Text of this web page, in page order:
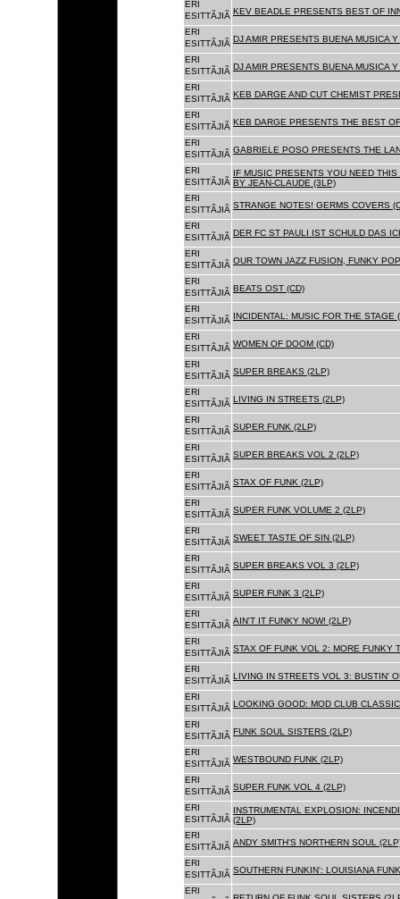
ERI
ESITTÃJIÃ KEV BEADLE PRESENTS BEST OF
ERI
ESITTÃJIÃ DJ AMIR PRESENTS BUENA MUSICA Y
ERI
ESITTÃJIÃ DJ AMIR PRESENTS BUENA MUSICA
ERI
ESITTÃJIÃ KEB DARGE AND CUT CHEMIST
ERI
ESITTÃJIÃ KEB DARGE PRESENTS THE BEST
ERI
ESITTÃJIÃ GABRIELE POSO PRESENTS THE
ERI
ESITTÃJIÃ
IF MUSIC PRESENTS YOU NEED
BY JEAN-CLAUDE (3LP)
ERI
ESITTÃJIÃ STRANGE NOTES! GERMS COVERS
ERI
ESITTÃJIÃ DER FC ST PAULI IST SCHULD DAS
ERI
ESITTÃJIÃ OUR TOWN JAZZ FUSION, FUNKY
ERI
ESITTÃJIÃ BEATS OST (CD)
ERI
ESITTÃJIÃ INCIDENTAL: MUSIC FOR THE STAGE
ERI
ESITTÃJIÃ WOMEN OF DOOM (CD)
ERI
ESITTÃJIÃ SUPER BREAKS (2LP)
ERI
ESITTÃJIÃ LIVING IN STREETS (2LP)
ERI
ESITTÃJIÃ SUPER FUNK (2LP)
ERI
ESITTÃJIÃ SUPER BREAKS VOL 2 (2LP)
ERI
ESITTÃJIÃ STAX OF FUNK (2LP)
ERI
ESITTÃJIÃ SUPER FUNK VOLUME 2 (2LP)
ERI
ESITTÃJIÃ SWEET TASTE OF SIN (2LP)
ERI
ESITTÃJIÃ SUPER BREAKS VOL 3 (2LP)
ERI
ESITTÃJIÃ SUPER FUNK 3 (2LP)
ERI
ESITTÃJIÃ AIN'T IT FUNKY NOW! (2LP)
ERI
ESITTÃJIÃ STAX OF FUNK VOL 2: MORE FUNKY
ERI
ESITTÃJIÃ LIVING IN STREETS VOL 3: BUSTIN'
ERI
ESITTÃJIÃ LOOKING GOOD: MOD CLUB
ERI
ESITTÃJIÃ FUNK SOUL SISTERS (2LP)
ERI
ESITTÃJIÃ WESTBOUND FUNK (2LP)
ERI
ESITTÃJIÃ SUPER FUNK VOL 4 (2LP)
ERI
ESITTÃJIÃ
INSTRUMENTAL EXPLOSION:
(2LP)
ERI
ESITTÃJIÃ ANDY SMITH'S NORTHERN SOUL
ERI
ESITTÃJIÃ SOUTHERN FUNKIN': LOUISIANA
ERI